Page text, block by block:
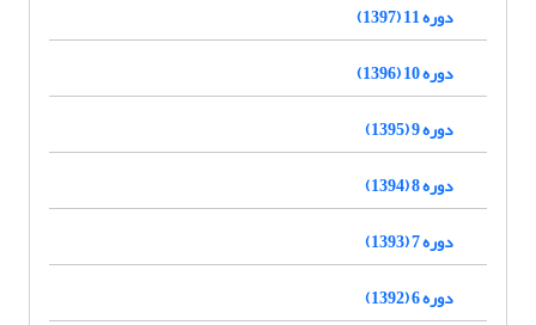
دوره 11 (1397)
دوره 10 (1396)
دوره 9 (1395)
دوره 8 (1394)
دوره 7 (1393)
دوره 6 (1392)